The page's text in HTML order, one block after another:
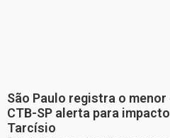
São Paulo registra o
CTB-SP alerta para
Tarcísio